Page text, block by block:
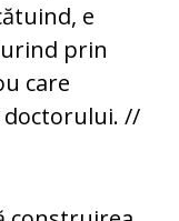
e
prin
care
doctorului. //